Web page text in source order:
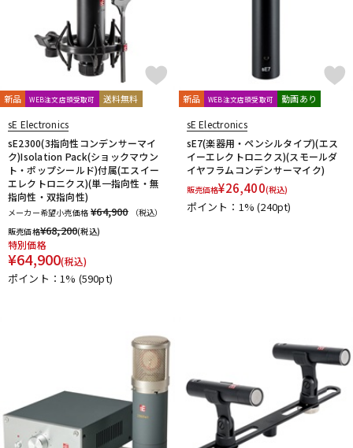
新品 WEB注文店頭受取可 送料無料
sE Electronics
sE2300(3指向性コンデンサーマイ
ク)Isolation Pack(ショックマウン
ト・ポップシールド)付属(エスイー
エレクトロニクス)(単一指向性・無
指向性・双指向性)
メーカー希望小売価格 ¥64,900
（税込）
販売価格¥68,200(税込)
特別価格
¥64,900(税込)
ポイント：1% (590pt)
新品 WEB注文店頭受取可 動画あり
sE Electronics
sE7(楽器用・ペンシルタイプ)(エス
イーエレクトロニクス)(スモールダ
イヤフラムコンデンサーマイク)
販売価格¥26,400(税込)
ポイント：1%(240pt)